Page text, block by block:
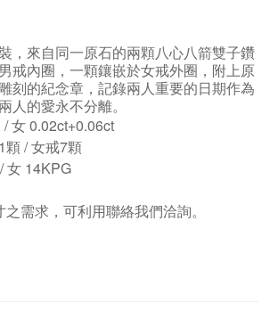
，來自同一原石的兩顆八心八箭雙子鑽
戒內圈，一顆鑲嵌於女戒外圈，附上原
刻的紀念章，記錄兩人重要的日期作為
人的愛永不分離。
女 0.02ct+0.06ct
顆 / 女戒7顆
女 14KPG
需求，可利用聯絡我們洽詢。